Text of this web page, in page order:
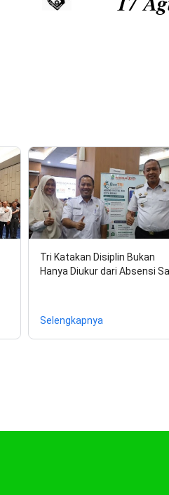
Tri Katakan Disiplin Bukan
Hanya Diukur dari Absensi
Selengkapnya